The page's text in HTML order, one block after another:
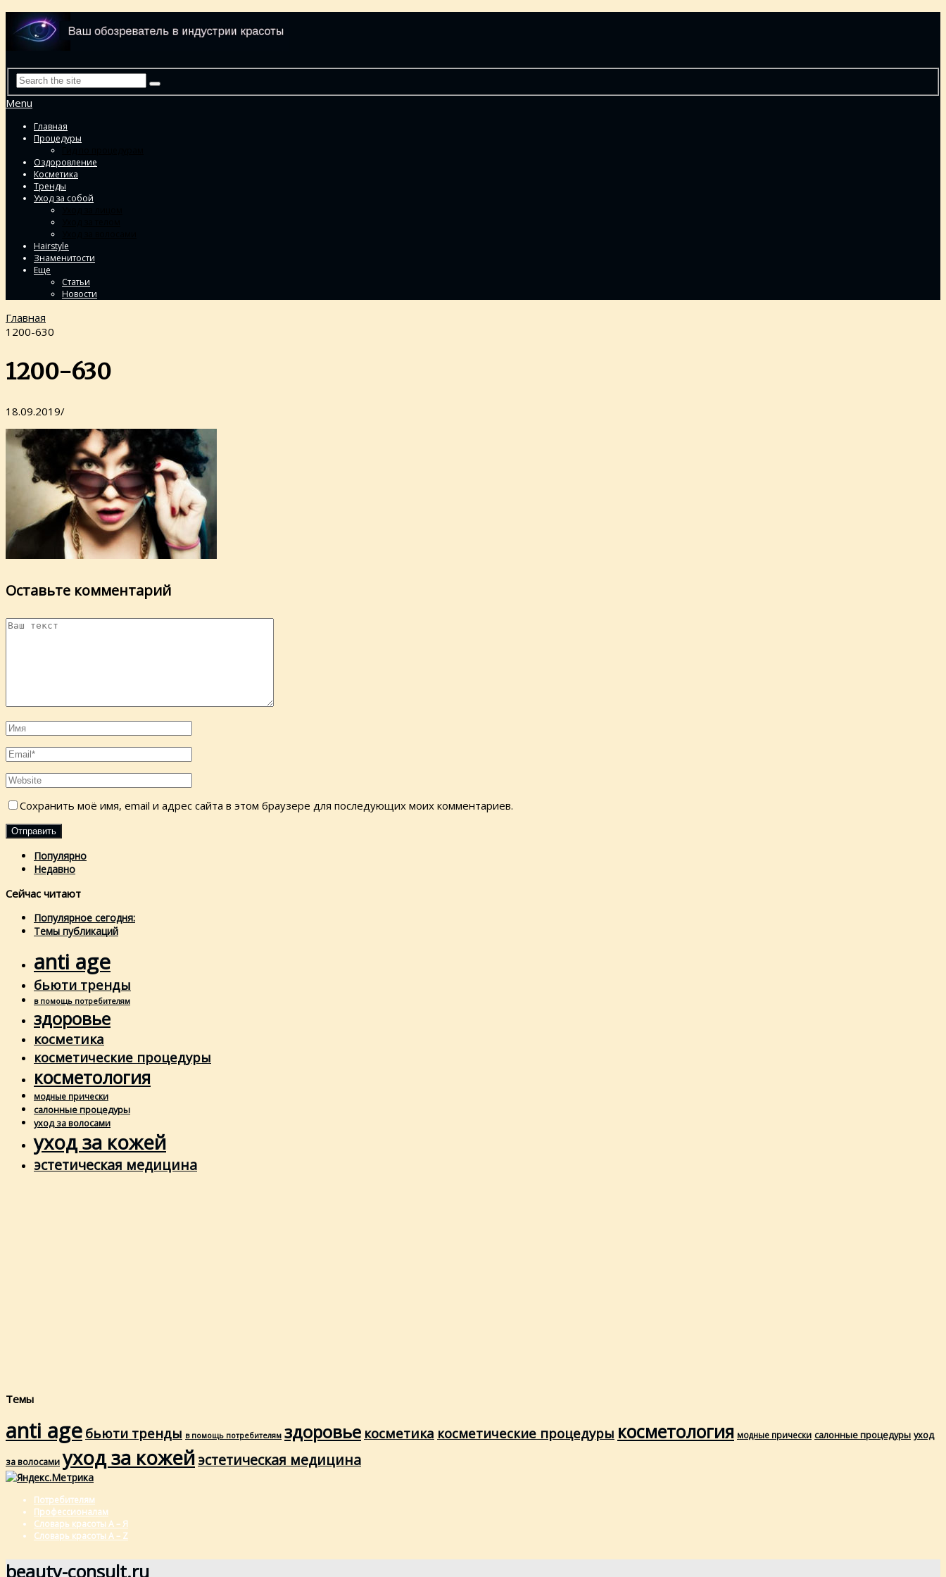
Menu
Главная
Процедуры
Оздоровление
Косметика
Тренды
Уход за собой
Hairstyle
Знаменитости
Еще
Статьи
Новости
Главная
1200-630
1200-630
18.09.2019/
Оставьте комментарий
Сохранить моё имя, email и адрес сайта в этом браузере для последующих моих комментариев.
Популярно
Недавно
Сейчас читают
Популярное сегодня:
Темы публикаций
anti age
бьюти тренды
в помощь потребителям
здоровье
косметика
косметические процедуры
косметология
модные прически
салонные процедуры
уход за волосами
уход за кожей
эстетическая медицина
Темы
anti age бьюти тренды в помощь потребителям здоровье косметика косметические процедуры косметология модные прически салонные процедуры уход
за волосами уход за кожейэстетическая медицина
Потребителям
Профессионалам
Словарь красоты А – Я
Словарь красоты A – Z
beauty-consult.ru